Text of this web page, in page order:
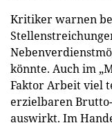
Kritiker warnen
könnte. Auch im
Faktor Arbeit viel
erzielbaren
auswirkt. Im